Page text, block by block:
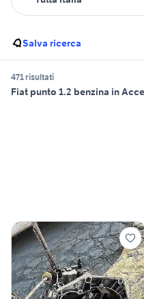
Salva ricerca
471 risultati
Fiat punto 1.2 benzina in